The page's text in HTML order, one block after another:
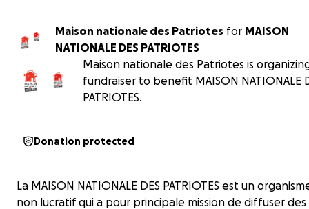
Maison nationale des Patriotes for MAISON
NATIONALE DES PATRIOTES
Maison nationale des Patriotes is
fundraiser to benefit MAISON NATIONALE
PATRIOTES.
Donation protected
La MAISON NATIONALE DES PATRIOTES est un
non lucratif qui a pour principale mission de diffuser des